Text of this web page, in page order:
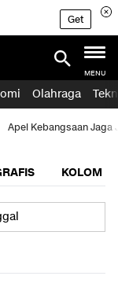
Get
MENU
Olahraga
Apel Kebangsaan Jaga
KOLOM